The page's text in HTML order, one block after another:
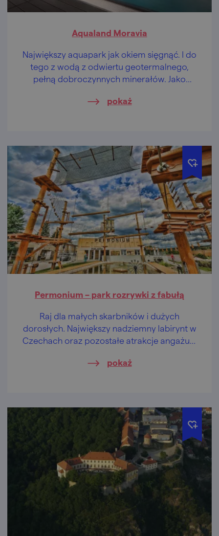
Aqualand Moravia
Największy aquapark jak okiem sięgnąć. I do
tego z wodą z odwiertu geotermalnego,
pełną dobroczynnych minerałów. Jako
pokaż
Permonium – park rozrywki z fabułą
Raj dla małych skarbników i dużych
dorosłych. Największy nadziemny labirynt w
Czechach oraz pozostałe atrakcje angażują
pokaż